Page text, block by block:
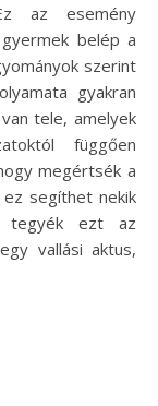
az esemény
belép a
szerint
gyakran
tele, amelyek
függően
megértsék a
segíthet nekik
tegyék ezt az
vallási aktus,